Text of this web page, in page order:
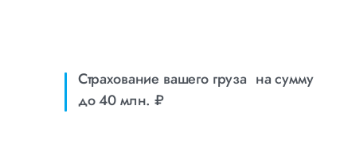
Страхование вашего груза на сумму
до 40 млн. ₽